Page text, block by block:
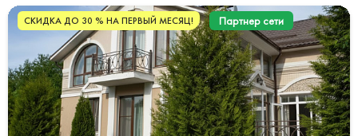
СКИДКА ДО 30 % НА ПЕРВЫЙ МЕСЯЦ! Партнер сети